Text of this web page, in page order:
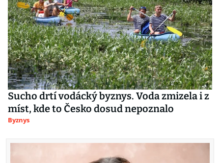
Sucho drtí vodácký byznys. Voda zmizela i z
míst, kde to Česko dosud nepoznalo
Byznys